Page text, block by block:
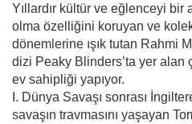
Yıllardır kültür ve eğlenceyi
olma özelliğini koruyan ve
dönemlerine ışık tutan Rahmi
dizi Peaky Blinders’ta yer alan
ev sahipliği yapıyor.
I. Dünya Savaşı sonrası
savaşın travmasını yaşayan